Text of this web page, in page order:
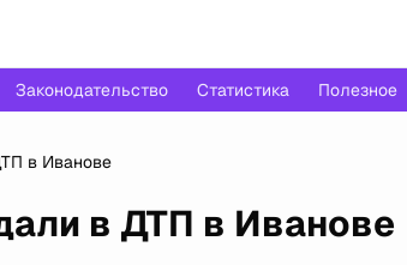
Законодательство Статистика Полезное
в Иванове
в ДТП в Иванове